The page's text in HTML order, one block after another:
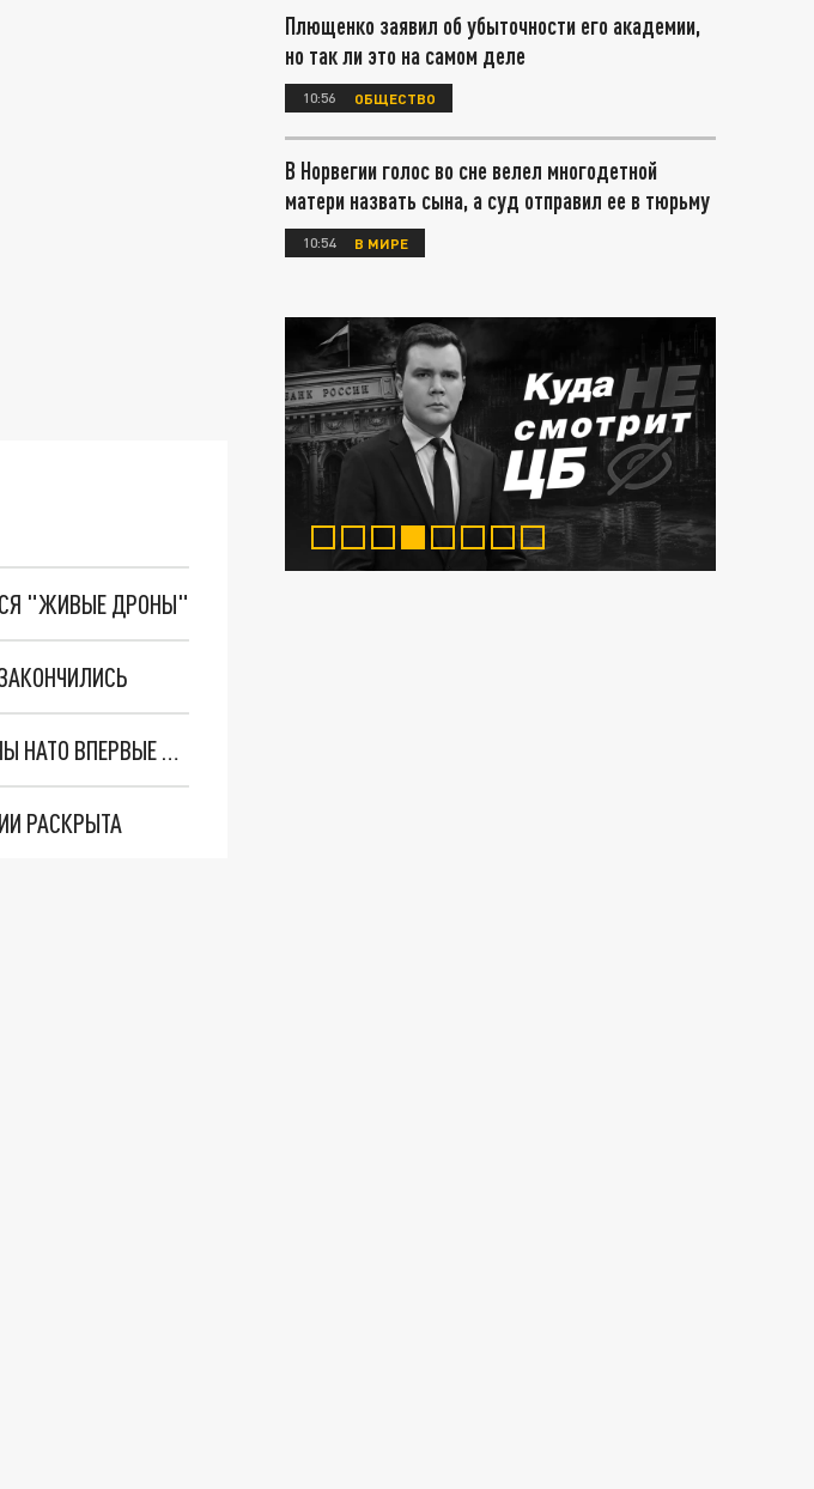
"ЖИВЫЕ ДРОНЫ"
"ОЧЕНЬ ПЛОХИЕ НОВОСТИ": БОЛЬШАЯ ОШИБКА PALANTIR В РОССИИ. СТРАНЫ НАТО ВПЕРВЫЕ ЗА СВО ОСТАНОВИЛИ ПОСТАВКИ ОРУЖИЯ. ВСУ ТЕРЯЮТ ПРИГРАНИЧЬЕ?
РАСКРЫТА
Плющенко заявил об убыточности его академии,
но так ли это на самом деле
10:56 ОБЩЕСТВО
В Норвегии голос во сне велел многодетной
матери назвать сына, а суд отправил ее в тюрьму
10:54 В МИРЕ